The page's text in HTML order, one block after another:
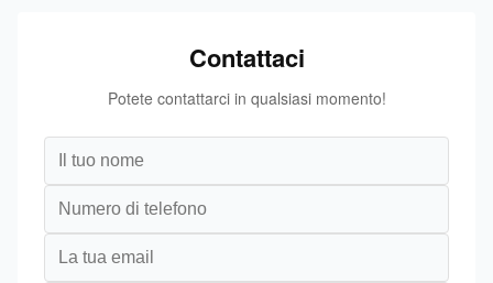
Contattaci
Potete contattarci in qualsiasi momento!